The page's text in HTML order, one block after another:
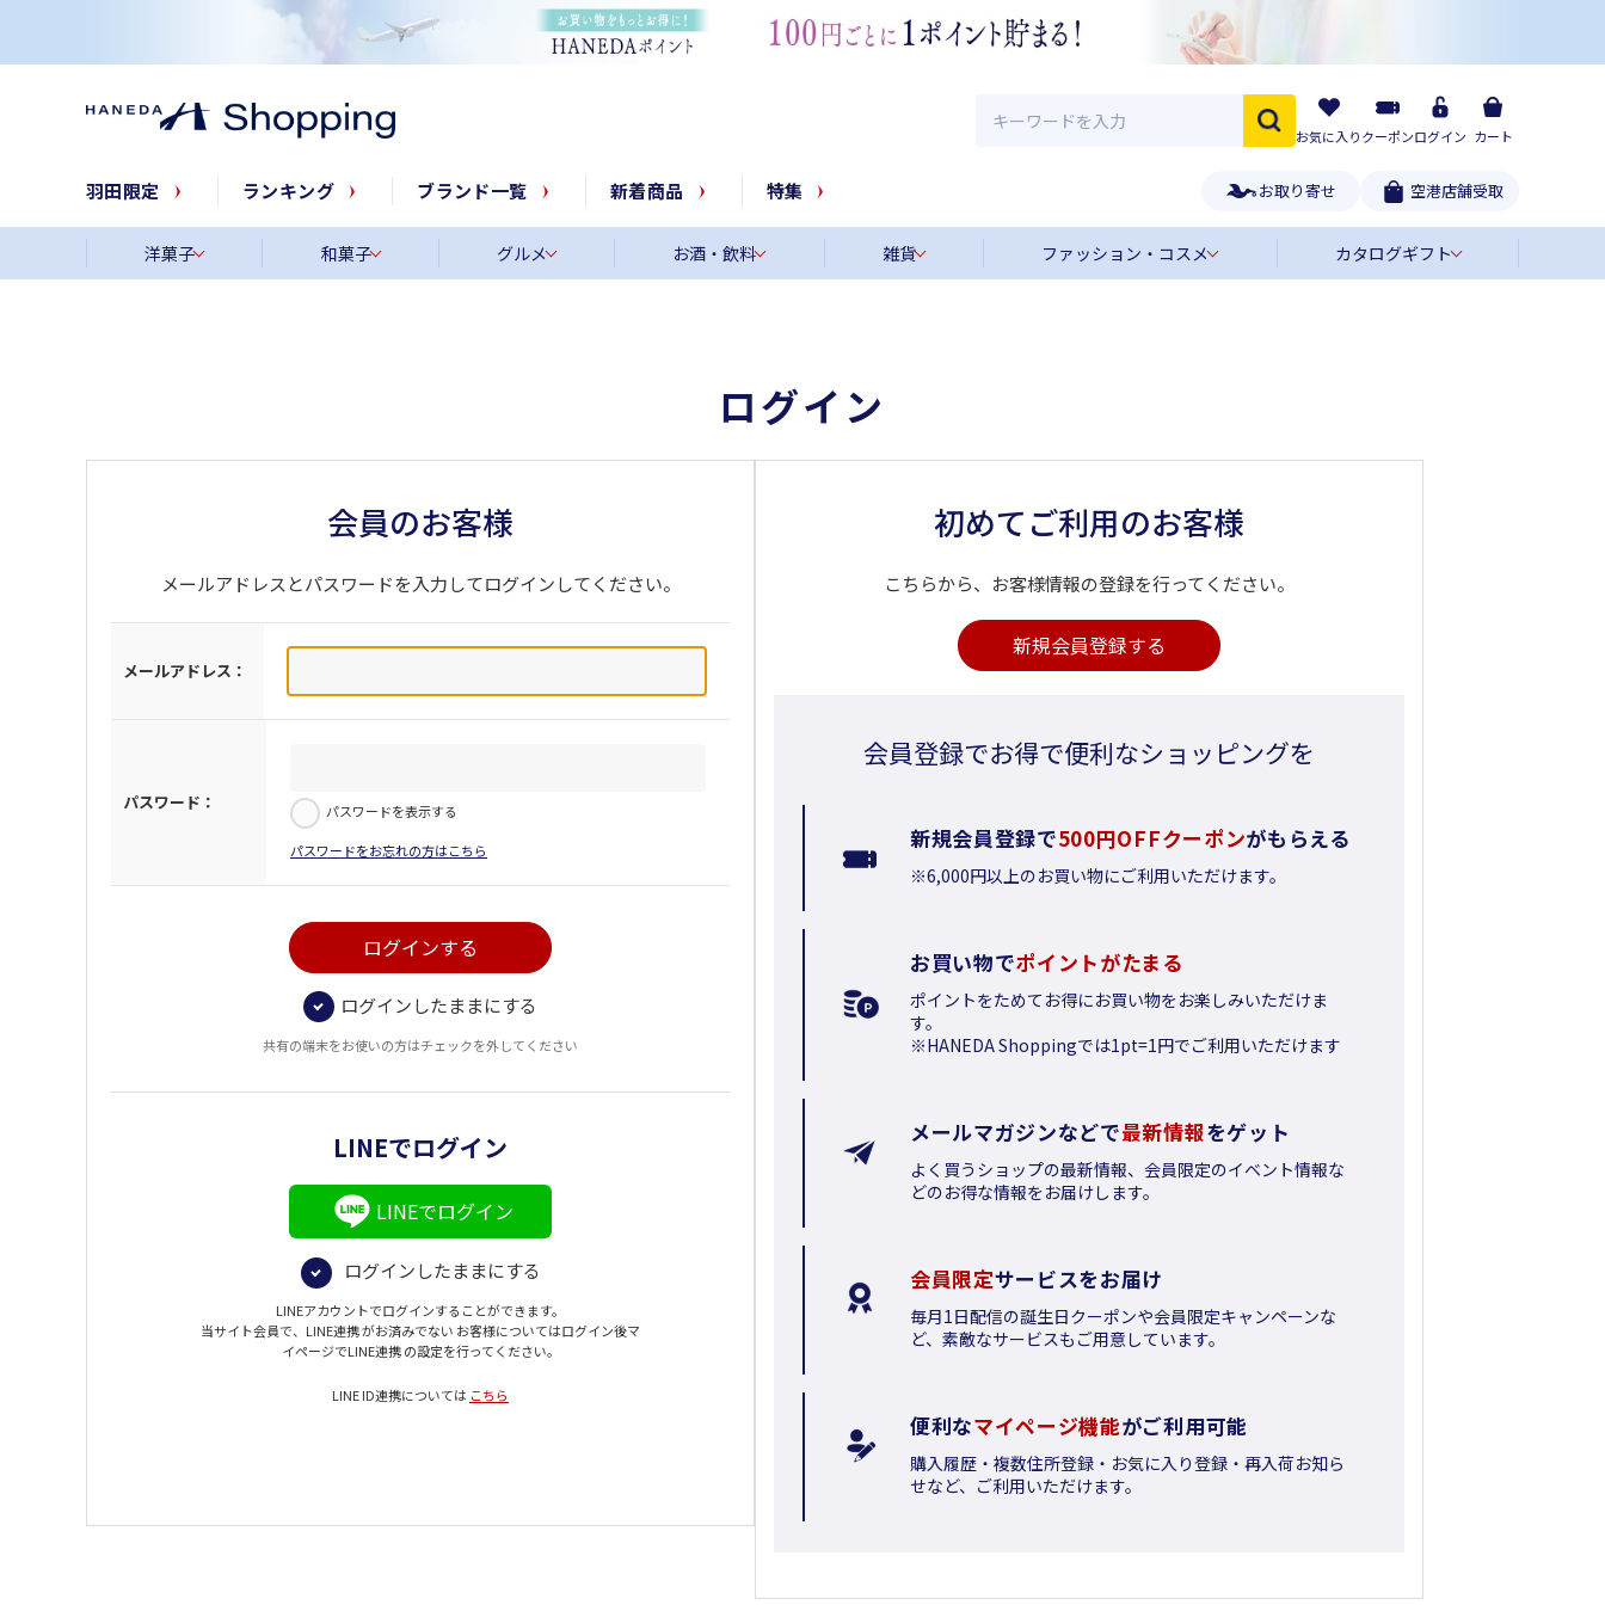
お気に入りクーポンログイン カート
羽田限定 ランキング ブランド一覧 新着商品 特集 お取り寄せ 空港店舗受取
洋菓子 和菓子 グルメ お酒・飲料 雑貨 ファッション・コスメ カタログギフト
ログイン
会員のお客様
メールアドレスとパスワードを入力してログインしてください。
メールアドレス：
パスワード： パスワードを表示する
パスワードをお忘れの方はこちら
ログインしたままにする
共有の端末をお使いの方はチェックを外してください
LINEでログイン
LINEでログイン
ログインしたままにする
LINEアカウントでログインすることができます。
当サイト会員で、LINE連携 がお済みでない お客様についてはログイン後マ
イページでLINE連携 の設定を行ってください。
LINE ID連携については こちら
初めてご利用のお客様
こちらから、お客様情報の登録を行ってください。
新規会員登録する
会員登録でお得で便利なショッピングを
新規会員登録で500円OFFクーポンがもらえる
※6,000円以上のお買い物にご利用いただけます。
お買い物でポイントがたまる
ポイントをためてお得にお買い物をお楽しみいただけま
す。
※HANEDA Shoppingでは1pt=1円でご利用いただけます
メールマガジンなどで最新情報をゲット
よく買うショップの最新情報、会員限定のイベント情報な
どのお得な情報をお届けします。
会員限定サービスをお届け
毎月1日配信の誕生日クーポンや会員限定キャンペーンな
ど、素敵なサービスもご用意しています。
便利なマイページ機能がご利用可能
購入履歴・複数住所登録・お気に入り登録・再入荷お知ら
せなど、ご利用いただけます。